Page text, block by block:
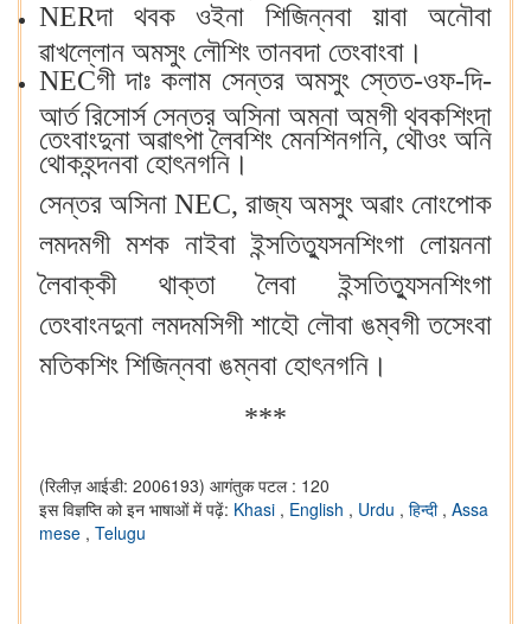
NERদা থবক ওইনা শিজিন্নবা য়াবা অনৌবা
ৱাখল্লোন অমসুং লৌশিং তানবদা তেংবাংবা।
NECগী দাঃ কলাম সেন্তর অমসুং স্তেত-ওফ-দি-
আর্ত রিসোর্স সেন্তর অসিনা অমনা অমগী থবকশিংদা
তেংবাংদুনা অৱাৎপা লৈবশিং মেনশিনগনি, থৌওং অনি
থোকহন্দনবা হোৎনগনি।
সেন্তর অসিনা NEC, রাজ্য অমসুং অৱাং নোংপোক
লমদমগী মশক নাইবা ইন্সতিত্যুসনশিংগা লোয়ননা
লৈবাক্কী থাক্তা লৈবা ইন্সতিত্যুসনশিংগা
তেংবাংনদুনা লমদমসিগী শাহৌ লৌবা ঙম্বগী তসেংবা
মতিকশিং শিজিন্নবা ঙম্নবা হোৎনগনি।
***
(रिलीज़ आईडी: 2006193) आगंतुक पटल : 120
इस विज्ञप्ति को इन भाषाओं में पढ़ें: Khasi , English , Urdu , हिन्दी , Assa
mese , Telugu